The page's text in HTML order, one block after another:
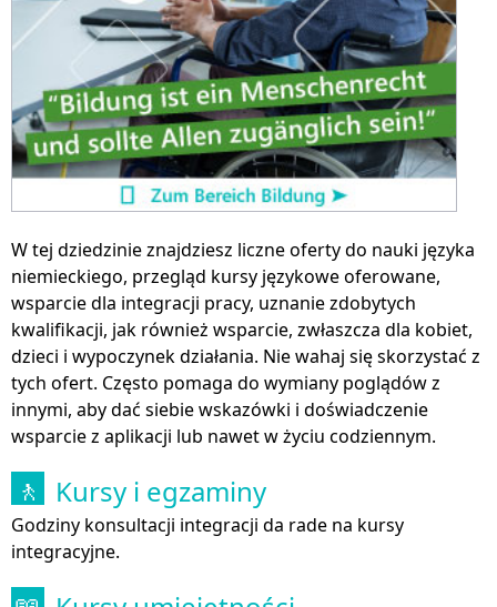
W tej dziedzinie znajdziesz liczne oferty do nauki języka
niemieckiego, przegląd kursy językowe oferowane,
wsparcie dla integracji pracy, uznanie zdobytych
kwalifikacji, jak również wsparcie, zwłaszcza dla kobiet,
dzieci i wypoczynek działania. Nie wahaj się skorzystać z
tych ofert. Często pomaga do wymiany poglądów z
innymi, aby dać siebie wskazówki i doświadczenie
wsparcie z aplikacji lub nawet w życiu codziennym.
🚶 Kursy i egzaminy
Godziny konsultacji integracji da rade na kursy
integracyjne.